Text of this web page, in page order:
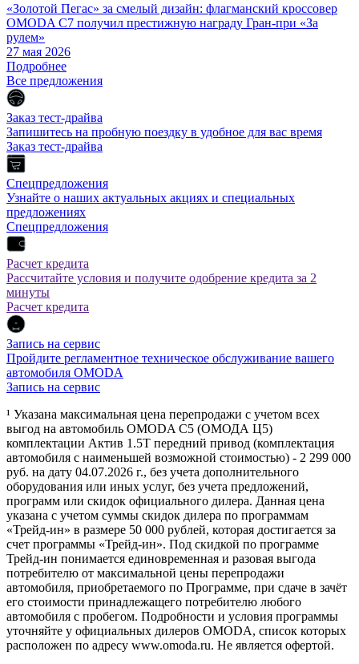
«Золотой Пегас» за смелый дизайн: флагманский кроссовер
OMODA C7 получил престижную награду Гран-при «За
рулем»
27 мая 2026
Подробнее
Все предложения
Заказ тест-драйва
Запишитесь на пробную поездку в удобное для вас время
Заказ тест-драйва
Спецпредложения
Узнайте о наших актуальных акциях и специальных
предложениях
Спецпредложения
Расчет кредита
Рассчитайте условия и получите одобрение кредита за 2
минуты
Расчет кредита
Запись на сервис
Пройдите регламентное техническое обслуживание вашего
автомобиля OMODA
Запись на сервис
¹ Указана максимальная цена перепродажи с учетом всех
выгод на автомобиль OMODA C5 (ОМОДА Ц5)
комплектации Актив 1.5Т передний привод (комплектация
автомобиля с наименьшей возможной стоимостью) - 2 299 000
руб. на дату 04.07.2026 г., без учета дополнительного
оборудования или иных услуг, без учета предложений,
программ или скидок официального дилера. Данная цена
указана с учетом суммы скидок дилера по программам
«Трейд-ин» в размере 50 000 рублей, которая достигается за
счет программы «Трейд-ин». Под скидкой по программе
Трейд-ин понимается единовременная и разовая выгода
потребителю от максимальной цены перепродажи
автомобиля, приобретаемого по Программе, при сдаче в зачёт
его стоимости принадлежащего потребителю любого
автомобиля с пробегом. Подробности и условия программы
уточняйте у официальных дилеров OMODA, список которых
расположен по адресу www.omoda.ru. Не является офертой.